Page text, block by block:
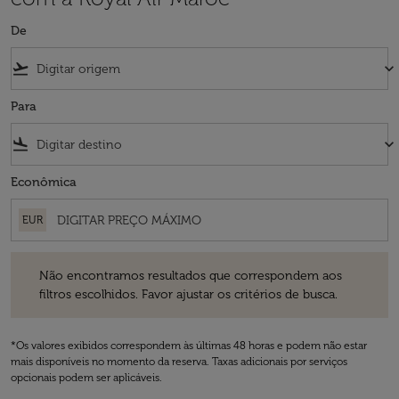
De
flight_takeoff keyboard_arrow_down
Para
flight_land keyboard_arrow_down
Econômica
EUR
Não encontramos resultados que correspondem aos
filtros escolhidos. Favor ajustar os critérios de busca.
*Os valores exibidos correspondem às últimas 48 horas e podem não estar
mais disponíveis no momento da reserva. Taxas adicionais por serviços
opcionais podem ser aplicáveis.